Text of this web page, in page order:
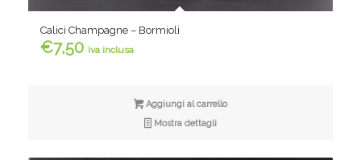
Calici Champagne – Bormioli
€7,50 iva inclusa
Aggiungi al carrello
Mostra dettagli